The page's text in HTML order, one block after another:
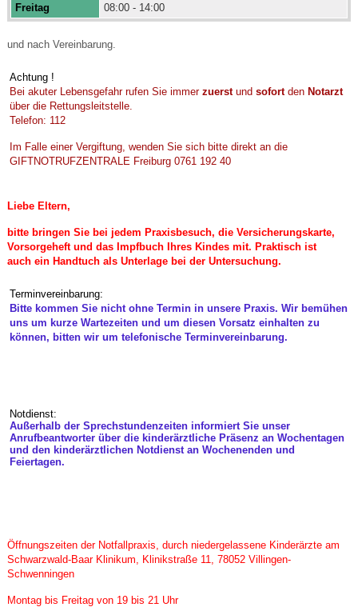
Freitag
08:00 - 14:00
und nach Vereinbarung.
Achtung !
Bei akuter Lebensgefahr rufen Sie immer zuerstund sofortden Notarzt
über die Rettungsleitstelle.
Telefon: 112
Im Falle einer Vergiftung, wenden Sie sich bitte direkt an die
GIFTNOTRUFZENTRALE Freiburg 0761 192 40
Liebe Eltern,
bitte bringen Sie bei jedem Praxisbesuch, die Versicherungskarte,
Vorsorgeheft und das Impfbuch Ihres Kindes mit. Praktisch ist
auch ein Handtuch als Unterlage bei der Untersuchung.
Terminvereinbarung:
Bitte kommen Sie nicht ohne Termin in unsere Praxis. Wir bemühen
uns um kurze Wartezeiten und um diesen Vorsatz einhalten zu
können, bitten wir um telefonische Terminvereinbarung.
Notdienst:
Außerhalb der Sprechstundenzeiten informiert Sie unser
Anrufbeantworter über die kinderärztliche Präsenz an Wochentagen
und den kinderärztlichen Notdienst an Wochenenden und
Feiertagen.
Öffnungszeiten der Notfallpraxis, durch niedergelassene Kinderärzte am
Schwarzwald-Baar Klinikum, Klinikstraße 11, 78052 Villingen-
Schwenningen
Montag bis Freitag von 19 bis 21 Uhr